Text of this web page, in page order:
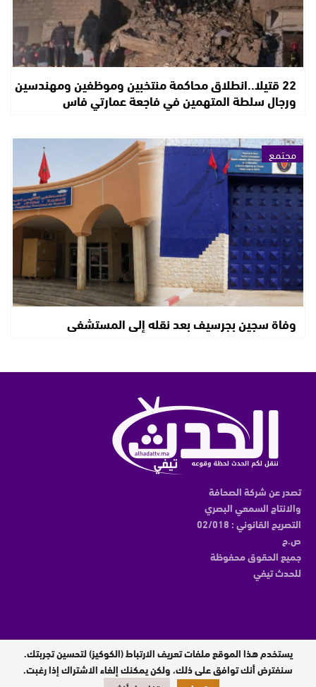
22 قتيلا..انطلاق محاكمة منتخبين وموظفين ومهندسين
ورجال سلطة المتهمين في فاجعة عمارتي فاس
مجتمع
وفاة سجين بجرسيف بعد نقله إلى المستشفى
تصدر عن شركة الصحافة
والانتاج السمعي البصري
التصريح القانوني : 02/018
ص.ح
جميع الحقوق محفوظة
للحدث تيفي
مدير النشر : عبدالقادر الوالي
يستخدم هذا الموقع ملفات تعريف الارتباط (الكوكيز) لتحسين تجربتك.
سنفترض أنك توافق على ذلك، ولكن يمكنك إلغاء الاشتراك إذا رغبت.